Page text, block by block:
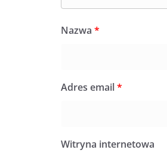
Nazwa *
Adres email*
Witryna internetowa